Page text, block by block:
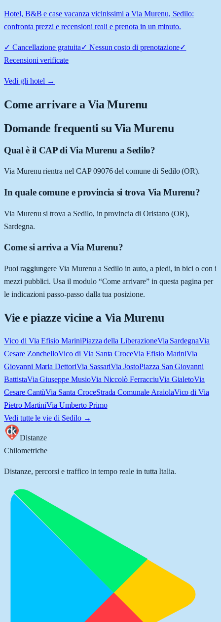
Hotel, B&B e case vacanza vicinissimi a Via Murenu, Sedilo:
confronta prezzi e recensioni reali e prenota in un minuto.
✓ Cancellazione gratuita✓ Nessun costo di prenotazione✓
Recensioni verificate
Vedi gli hotel →
Come arrivare aVia Murenu
Domande frequenti su Via Murenu
Qual è il CAP di Via Murenu a Sedilo?
Via Murenu rientra nel CAP 09076 del comune di Sedilo (OR).
In quale comune e provincia si trova Via Murenu?
Via Murenu si trova a Sedilo, in provincia di Oristano (OR),
Sardegna.
Come si arriva a Via Murenu?
Puoi raggiungere Via Murenu a Sedilo in auto, a piedi, in bici o con i
mezzi pubblici. Usa il modulo “Come arrivare” in questa pagina per
le indicazioni passo-passo dalla tua posizione.
Vie e piazze vicine a Via Murenu
Vico di Via Efisio MariniPiazza della LiberazioneVia SardegnaVia
Cesare ZonchelloVico di Via Santa CroceVia Efisio MariniVia
Giovanni Maria DettoriVia SassariVia JostoPiazza San Giovanni
BattistaVia Giuseppe MusioVia Niccolò FerracciuVia GialetoVia
Cesare CantùVia Santa CroceStrada Comunale AraiolaVico di Via
Pietro MartiniVia Umberto Primo
Vedi tutte le vie di Sedilo→
Distanze
Chilometriche
Distanze, percorsi e traffico in tempo reale in tutta Italia.